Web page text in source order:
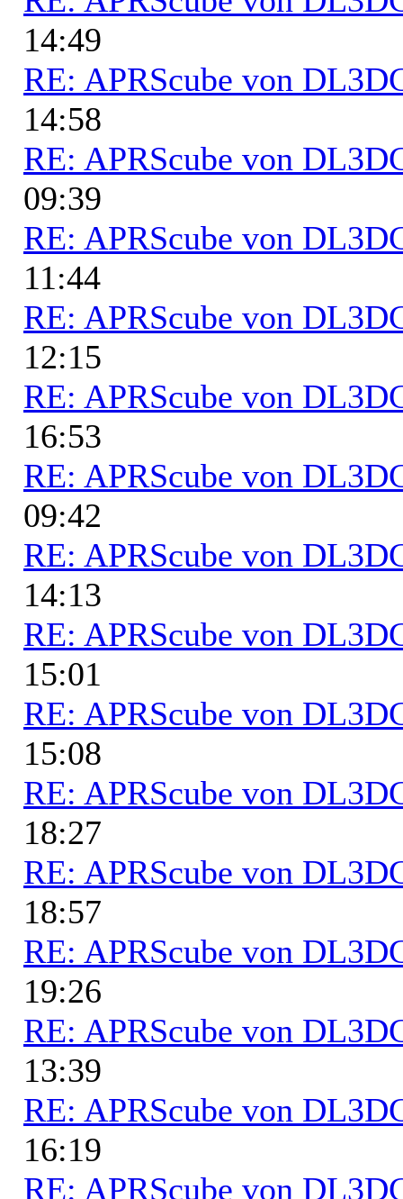
14:49
RE: APRScube von
14:58
RE: APRScube von
09:39
RE: APRScube von
11:44
RE: APRScube von
12:15
RE: APRScube von
16:53
RE: APRScube von
09:42
RE: APRScube von
14:13
RE: APRScube von
15:01
RE: APRScube von
15:08
RE: APRScube von
18:27
RE: APRScube von
18:57
RE: APRScube von
19:26
RE: APRScube von
13:39
RE: APRScube von
16:19
RE: APRScube von